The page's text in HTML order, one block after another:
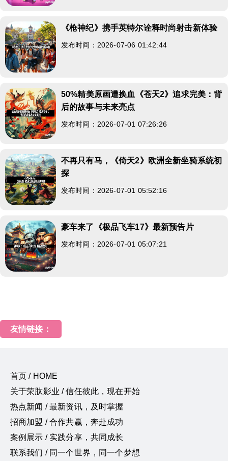
《枪神纪》携手英特尔诠释时尚射击新体验
发布时间：2026-07-06 01:42:44
50%精美原画遭换血《苍天2》追求完美：背
后的故事与未来亮点
发布时间：2026-07-01 07:26:26
不再只有马，《倚天2》欧洲全新坐骑系统初
探
发布时间：2026-07-01 05:52:16
豪车来了《极品飞车17》最新预告片
发布时间：2026-07-01 05:07:21
友情链接：
首页 / HOME
关于荣肽影业 / 信任彼此，现在开始
热点新闻 / 最新资讯，及时掌握
招商加盟 / 合作共赢，奔赴成功
案例展示 / 实践分享，共同成长
联系我们 / 同一个世界，同一个梦想